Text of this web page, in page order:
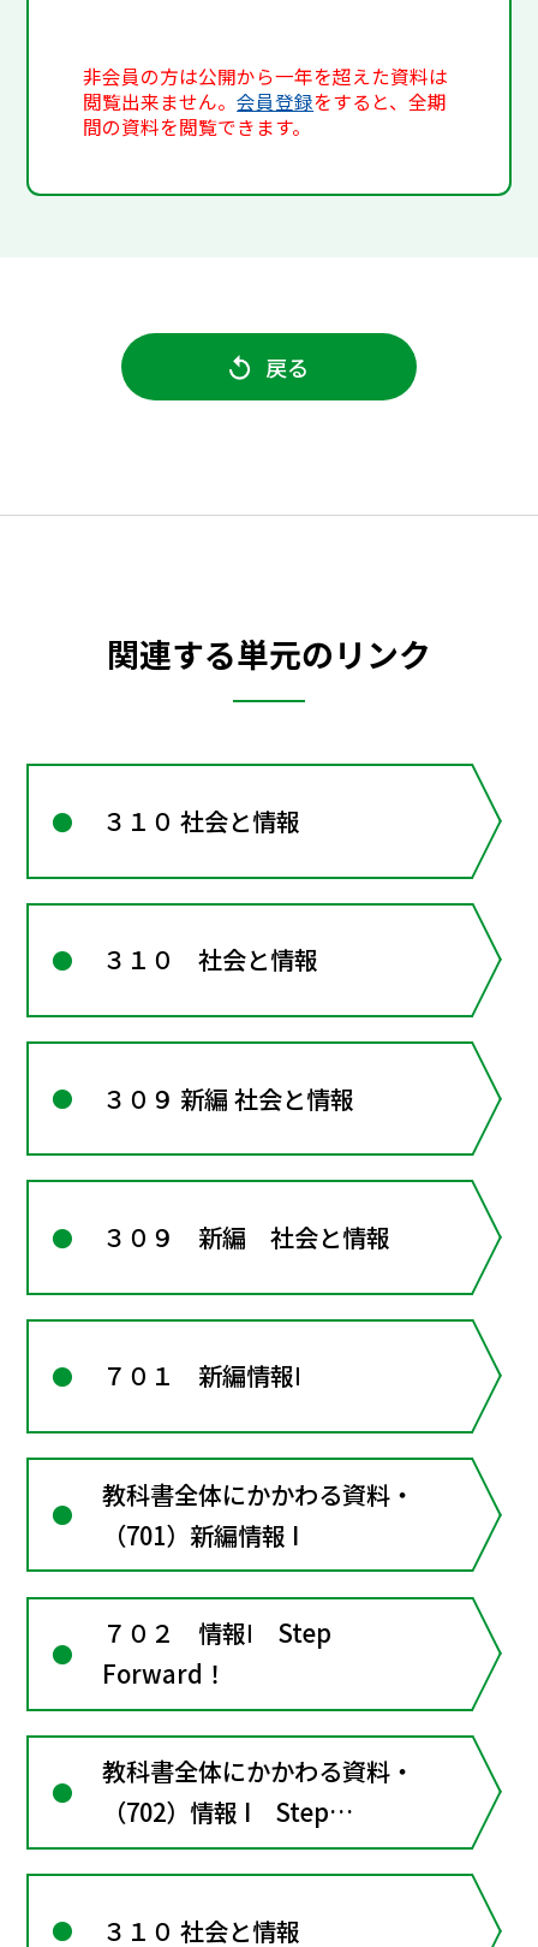
非会員の方は公開から一年を超えた資料は
閲覧出来ません。会員登録をすると、全期
間の資料を閲覧できます。
戻る
関連する単元のリンク
３１０ 社会と情報
３１０ 社会と情報
３０９ 新編 社会と情報
３０９ 新編 社会と情報
７０１ 新編情報Ⅰ
教科書全体にかかわる資料・
（701）新編情報 I
７０２ 情報Ⅰ Step
Forward！
教科書全体にかかわる資料・
（702）情報 I Step
Forward!
３１０ 社会と情報